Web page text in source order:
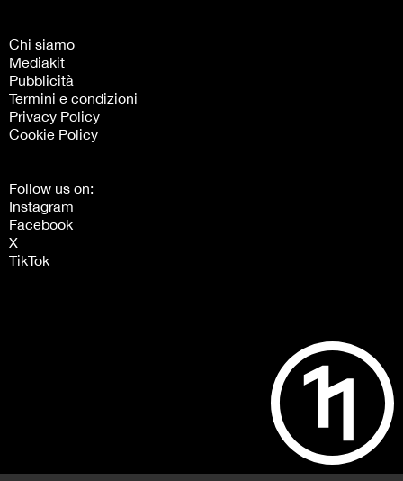
Chi siamo
Mediakit
Pubblicità
Termini e condizioni
Privacy Policy
Cookie Policy
Follow us on:
Instagram
Facebook
X
TikTok